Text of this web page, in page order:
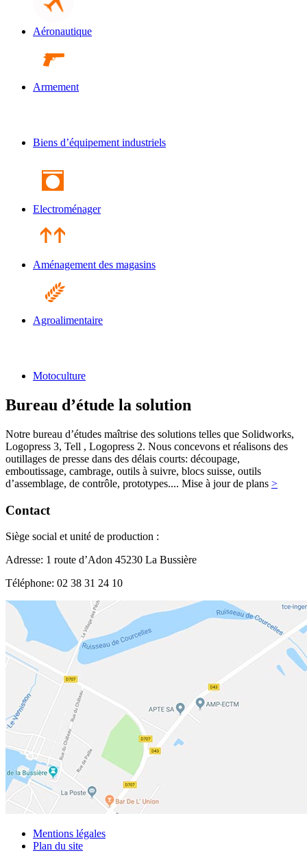
Aéronautique
Armement
Biens d’équipement industriels
Electroménager
Aménagement des magasins
Agroalimentaire
Motoculture
Bureau d’étude la solution
Notre bureau d’études maîtrise des solutions telles que Solidworks,
Logopress 3, Tell , Logopress 2. Nous concevons et réalisons des
outillages de presse dans des délais courts: découpage,
emboutissage, cambrage, outils à suivre, blocs suisse, outils
d’assemblage, de contrôle, prototypes.... Mise à jour de plans >
Contact
Siège social et unité de production :
Adresse: 1 route d’Adon 45230 La Bussière
Téléphone: 02 38 31 24 10
Mentions légales
Plan du site